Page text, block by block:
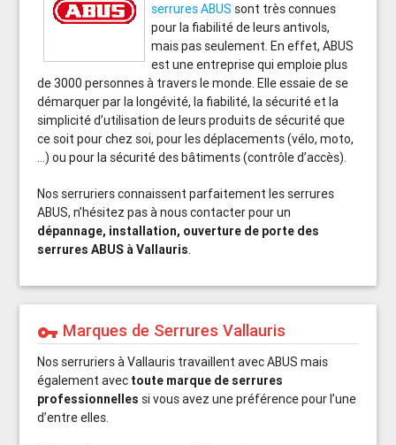
serrures ABUS sont très connues
pour la fiabilité de leurs antivols,
mais pas seulement. En effet, ABUS
est une entreprise qui emploie plus
de 3000 personnes à travers le monde. Elle essaie de se
démarquer par la longévité, la fiabilité, la sécurité et la
simplicité d’utilisation de leurs produits de sécurité que
ce soit pour chez soi, pour les déplacements (vélo, moto,
…) ou pour la sécurité des bâtiments (contrôle d’accès).
Nos serruriers connaissent parfaitement les serrures
ABUS, n’hésitez pas à nous contacter pour un
dépannage, installation, ouverture de porte des
serrures ABUS à Vallauris.
vpn_key Marques de Serrures Vallauris
Nos serruriers à Vallauris travaillent avec ABUS mais
également avec toute marque de serrures
professionnelles si vous avez une préférence pour l’une
d’entre elles.